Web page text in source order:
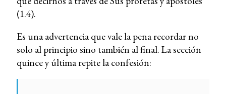
(1.4).
Es una advertencia que vale la pena recordar no
solo al principio sino también al final. La sección
quince y última repite la confesión: